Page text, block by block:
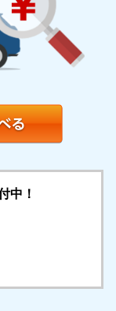
中！